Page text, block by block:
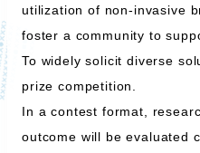
utilization of non-invasive
foster a community to
To widely solicit diverse
prize competition.
In a contest format,
outcome will be evaluated